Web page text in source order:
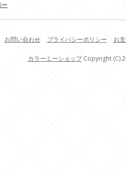
お問い合わせ プライバシーポリシー お
カラーミーショップCopyright (C)